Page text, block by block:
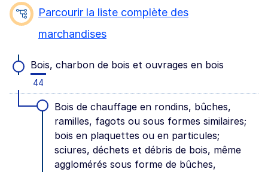
Parcourir la liste complète des
marchandises
Bois, charbon de bois et ouvrages en bois
44
Bois de chauffage en rondins, bûches,
ramilles, fagots ou sous formes similaires;
bois en plaquettes ou en particules;
sciures, déchets et débris de bois, même
agglomérés sous forme de bûches,